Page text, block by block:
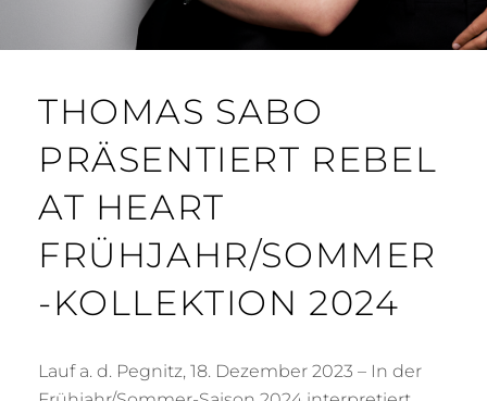
THOMAS SABO
PRÄSENTIERT REBEL
AT HEART
FRÜHJAHR/SOMMER
-KOLLEKTION 2024
Lauf a. d. Pegnitz, 18. Dezember 2023 – In der